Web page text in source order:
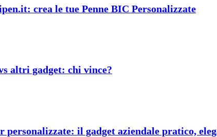
crea le tue Penne BIC Personalizzate
altri gadget: chi vince?
il gadget aziendale pratico,